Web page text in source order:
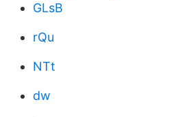
GLsB
rQu
NTt
dw